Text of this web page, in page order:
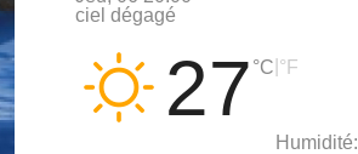
ciel dégagé
27 °C °F
Humidité: